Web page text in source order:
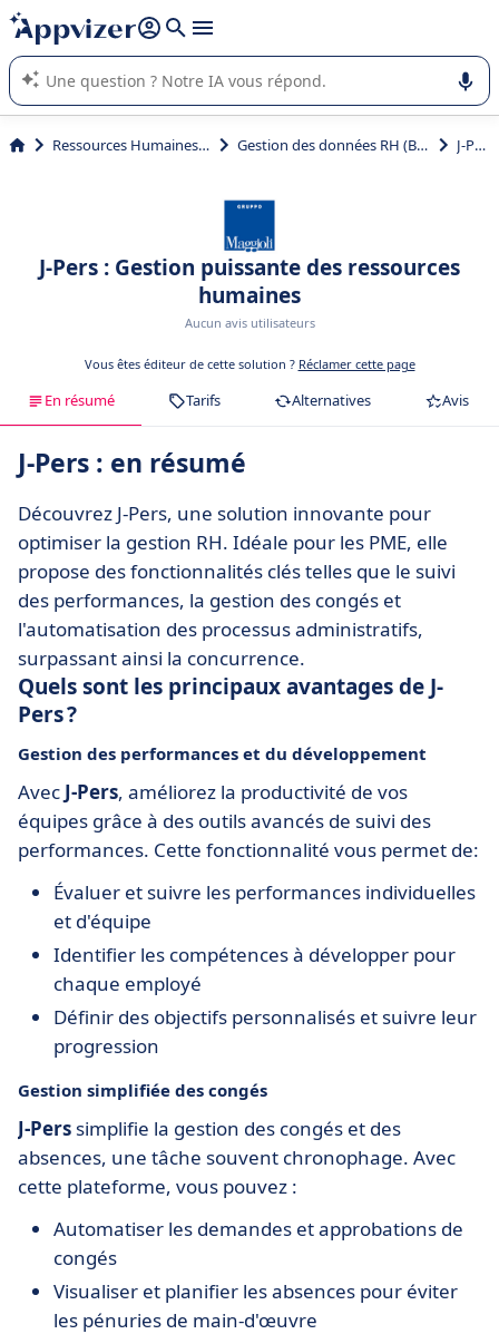
répondre (plusieurs lignes avec
L'IA de Appvizer vous guide dans l'utilisation ou la sélection de
logiciel SaaS en entreprise.
Ressources Humaines (RH) Gestion des données RH (BDESE) J-Pers
J-Pers : Gestion puissante des ressources
humaines
Aucun avis utilisateurs
Vous êtes éditeur de cette solution ? Réclamer cette page
En résumé Tarifs Alternatives Avis
J-Pers : en résumé
Découvrez J-Pers, une solution innovante pour
optimiser la gestion RH. Idéale pour les PME, elle
propose des fonctionnalités clés telles que le suivi
des performances, la gestion des congés et
l'automatisation des processus administratifs,
surpassant ainsi la concurrence.
Quels sont les principaux avantages de J-
Pers ?
Gestion des performances et du développement
Avec J-Pers, améliorez la productivité de vos
équipes grâce à des outils avancés de suivi des
performances. Cette fonctionnalité vous permet de:
Évaluer et suivre les performances individuelles
et d'équipe
Identifier les compétences à développer pour
chaque employé
Définir des objectifs personnalisés et suivre leur
progression
Gestion simplifiée des congés
J-Pers simplifie la gestion des congés et des
absences, une tâche souvent chronophage. Avec
cette plateforme, vous pouvez :
Automatiser les demandes et approbations de
congés
Visualiser et planifier les absences pour éviter
les pénuries de main-d'œuvre